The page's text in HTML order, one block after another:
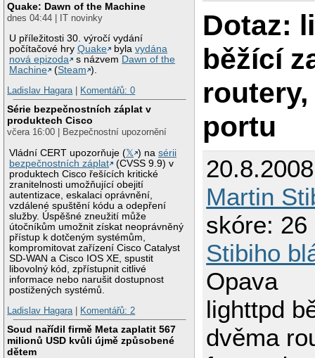
Quake: Dawn of the Machine
dnes 04:44 | IT novinky
U příležitosti 30. výročí vydání
počítačové hryQuake bylavydána
nová epizoda
s názvem Dawn of the
Machine
(Steam ).
Ladislav Hagara| Komentářů: 0
Série bezpečnostních záplat v
produktech Cisco
včera 16:00 | Bezpečnostní upozornění
Vládní CERT upozorňuje (𝕏 ) nasérii
bezpečnostních záplat
(CVSS 9.9) v
produktech Cisco řešících kritické
zranitelnosti umožňující obejití
autentizace, eskalaci oprávnění,
vzdálené spuštění kódu a odepření
služby. Úspěšné zneužití může
útočníkům umožnit získat neoprávněný
přístup k dotčeným systémům,
kompromitovat zařízení Cisco Catalyst
SD-WAN a Cisco IOS XE, spustit
libovolný kód, zpřístupnit citlivé
informace nebo narušit dostupnost
postižených systémů.
Ladislav Hagara| Komentářů: 2
Soud nařídil firmě Meta zaplatit 567
milionů USD kvůli újmě způsobené
dětem
Dotaz:
běžící
portu
Martin
skóre: 26
Stibiho
Opava
lighttpd
dvěma